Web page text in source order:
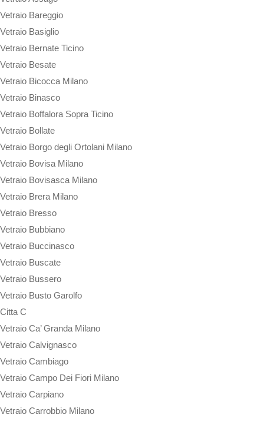
Vetraio Bareggio
Vetraio Basiglio
Vetraio Bernate Ticino
Vetraio Besate
Vetraio Bicocca Milano
Vetraio Binasco
Vetraio Boffalora Sopra Ticino
Vetraio Bollate
Vetraio Borgo degli Ortolani Milano
Vetraio Bovisa Milano
Vetraio Bovisasca Milano
Vetraio Brera Milano
Vetraio Bresso
Vetraio Bubbiano
Vetraio Buccinasco
Vetraio Buscate
Vetraio Bussero
Vetraio Busto Garolfo
Citta C
Vetraio Ca’ Granda Milano
Vetraio Calvignasco
Vetraio Cambiago
Vetraio Campo Dei Fiori Milano
Vetraio Carpiano
Vetraio Carrobbio Milano